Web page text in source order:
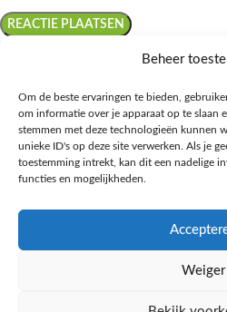
Beheer
Om de beste ervaringen te bieden,
om informatie over je apparaat op te slaan
stemmen met deze technologieën kunnen
unieke ID's op deze site verwerken. Als je
toestemming intrekt, kan dit een nadelige
functies en mogelijkheden.
Weiger
Ontdek de beste keto-vriendelijke
kennis met onze diepgaande blogs over
favoriete keto recepten in onze